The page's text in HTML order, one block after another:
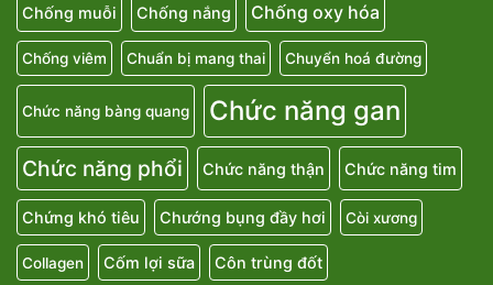
Chống muỗi Chống nắng Chống oxy hóa
Chống viêm Chuẩn bị mang thai Chuyển hoá đường
Chức năng bàng quang Chức năng gan
Chức năng phổi Chức năng thận Chức năng tim
Chứng khó tiêu Chướng bụng đầy hơi Còi xương
Collagen Cốm lợi sữa Côn trùng đốt